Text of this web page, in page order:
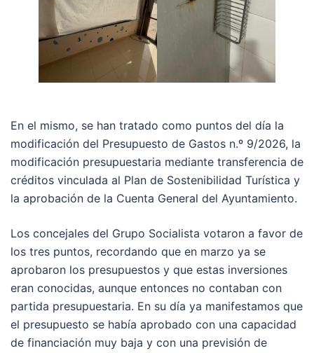
En el mismo, se han tratado como puntos del día la
modificación del Presupuesto de Gastos n.º 9/2026, la
modificación presupuestaria mediante transferencia de
créditos vinculada al Plan de Sostenibilidad Turística y
la aprobación de la Cuenta General del Ayuntamiento.
Los concejales del Grupo Socialista votaron a favor de
los tres puntos, recordando que en marzo ya se
aprobaron los presupuestos y que estas inversiones
eran conocidas, aunque entonces no contaban con
partida presupuestaria. En su día ya manifestamos que
el presupuesto se había aprobado con una capacidad
de financiación muy baja y con una previsión de